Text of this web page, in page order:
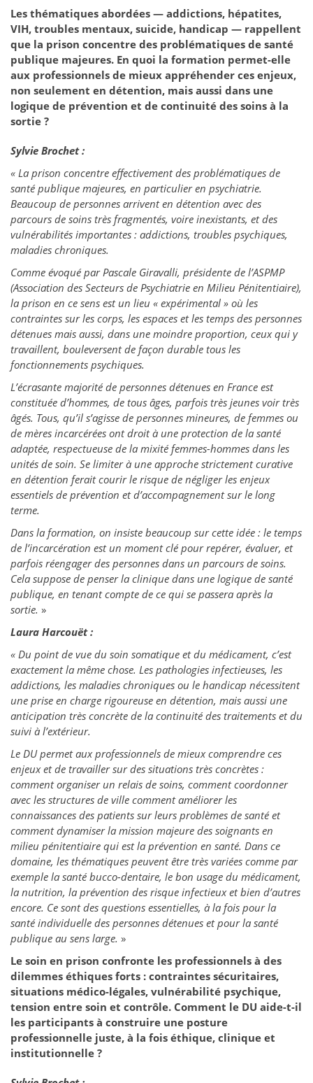
Les thématiques abordées — addictions, hépatites,
VIH, troubles mentaux, suicide, handicap — rappellent
que la prison concentre des problématiques de santé
publique majeures. En quoi la formation permet-elle
aux professionnels de mieux appréhender ces enjeux,
non seulement en détention, mais aussi dans une
logique de prévention et de continuité des soins à la
sortie ?
Sylvie Brochet :
« La prison concentre effectivement des problématiques de
santé publique majeures, en particulier en psychiatrie.
Beaucoup de personnes arrivent en détention avec des
parcours de soins très fragmentés, voire inexistants, et des
vulnérabilités importantes : addictions, troubles psychiques,
maladies chroniques.
Comme évoqué par Pascale Giravalli, présidente de l’ASPMP
(Association des Secteurs de Psychiatrie en Milieu Pénitentiaire),
la prison en ce sens est un lieu « expérimental » où les
contraintes sur les corps, les espaces et les temps des personnes
détenues mais aussi, dans une moindre proportion, ceux qui y
travaillent, bouleversent de façon durable tous les
fonctionnements psychiques.
L’écrasante majorité de personnes détenues en France est
constituée d’hommes, de tous âges, parfois très jeunes voir très
âgés. Tous, qu’il s’agisse de personnes mineures, de femmes ou
de mères incarcérées ont droit à une protection de la santé
adaptée, respectueuse de la mixité femmes-hommes dans les
unités de soin. Se limiter à une approche strictement curative
en détention ferait courir le risque de négliger les enjeux
essentiels de prévention et d’accompagnement sur le long
terme.
Dans la formation, on insiste beaucoup sur cette idée : le temps
de l’incarcération est un moment clé pour repérer, évaluer, et
parfois réengager des personnes dans un parcours de soins.
Cela suppose de penser la clinique dans une logique de santé
publique, en tenant compte de ce qui se passera après la
sortie. »
Laura Harcouët :
« Du point de vue du soin somatique et du médicament, c’est
exactement la même chose. Les pathologies infectieuses, les
addictions, les maladies chroniques ou le handicap nécessitent
une prise en charge rigoureuse en détention, mais aussi une
anticipation très concrète de la continuité des traitements et du
suivi à l’extérieur.
Le DU permet aux professionnels de mieux comprendre ces
enjeux et de travailler sur des situations très concrètes :
comment organiser un relais de soins, comment coordonner
avec les structures de ville comment améliorer les
connaissances des patients sur leurs problèmes de santé et
comment dynamiser la mission majeure des soignants en
milieu pénitentiaire qui est la prévention en santé. Dans ce
domaine, les thématiques peuvent être très variées comme par
exemple la santé bucco-dentaire, le bon usage du médicament,
la nutrition, la prévention des risque infectieux et bien d’autres
encore. Ce sont des questions essentielles, à la fois pour la
santé individuelle des personnes détenues et pour la santé
publique au sens large. »
Le soin en prison confronte les professionnels à des
dilemmes éthiques forts : contraintes sécuritaires,
situations médico-légales, vulnérabilité psychique,
tension entre soin et contrôle. Comment le DU aide-t-il
les participants à construire une posture
professionnelle juste, à la fois éthique, clinique et
institutionnelle ?